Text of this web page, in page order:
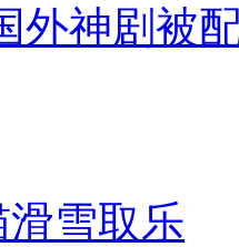
外神剧被
雪取乐